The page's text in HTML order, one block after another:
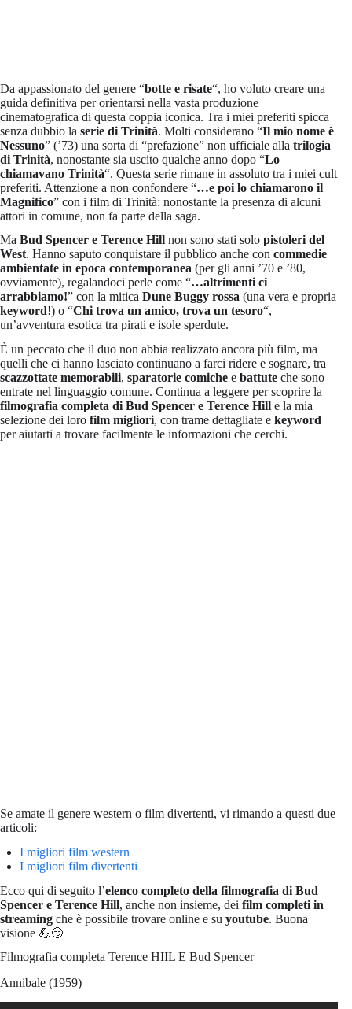
Da appassionato del genere “botte e risate“, ho voluto creare una
guida definitiva per orientarsi nella vasta produzione
cinematografica di questa coppia iconica. Tra i miei preferiti spicca
senza dubbio la serie di Trinità. Molti considerano “Il mio nome è
Nessuno” (’73) una sorta di “prefazione” non ufficiale alla trilogia
di Trinità, nonostante sia uscito qualche anno dopo “Lo
chiamavano Trinità“. Questa serie rimane in assoluto tra i miei cult
preferiti. Attenzione a non confondere “…e poi lo chiamarono il
Magnifico” con i film di Trinità: nonostante la presenza di alcuni
attori in comune, non fa parte della saga.
Ma Bud Spencer e Terence Hill non sono stati solo pistoleri del
West. Hanno saputo conquistare il pubblico anche con commedie
ambientate in epoca contemporanea (per gli anni ’70 e ’80,
ovviamente), regalandoci perle come “…altrimenti ci
arrabbiamo!” con la mitica Dune Buggy rossa (una vera e propria
keyword!) o “Chi trova un amico, trova un tesoro“,
un’avventura esotica tra pirati e isole sperdute.
È un peccato che il duo non abbia realizzato ancora più film, ma
quelli che ci hanno lasciato continuano a farci ridere e sognare, tra
scazzottate memorabili, sparatorie comiche e battute che sono
entrate nel linguaggio comune. Continua a leggere per scoprire la
filmografia completa di Bud Spencer e Terence Hill e la mia
selezione dei loro film migliori, con trame dettagliate e keyword
per aiutarti a trovare facilmente le informazioni che cerchi.
Se amate il genere western o film divertenti, vi rimando a questi due
articoli:
I migliori film western
I migliori film divertenti
Ecco qui di seguito l’elenco completo della filmografia di Bud
Spencer e Terence Hill, anche non insieme, dei film completi in
streaming che è possibile trovare online e su youtube. Buona
visione 💪😏
Filmografia completa Terence HIIL E Bud Spencer
Annibale (1959)